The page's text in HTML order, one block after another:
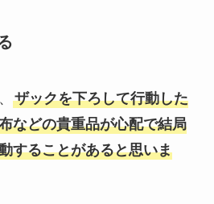
ザックを下ろして行動した
などの貴重品が心配で結局
することがあると思いま